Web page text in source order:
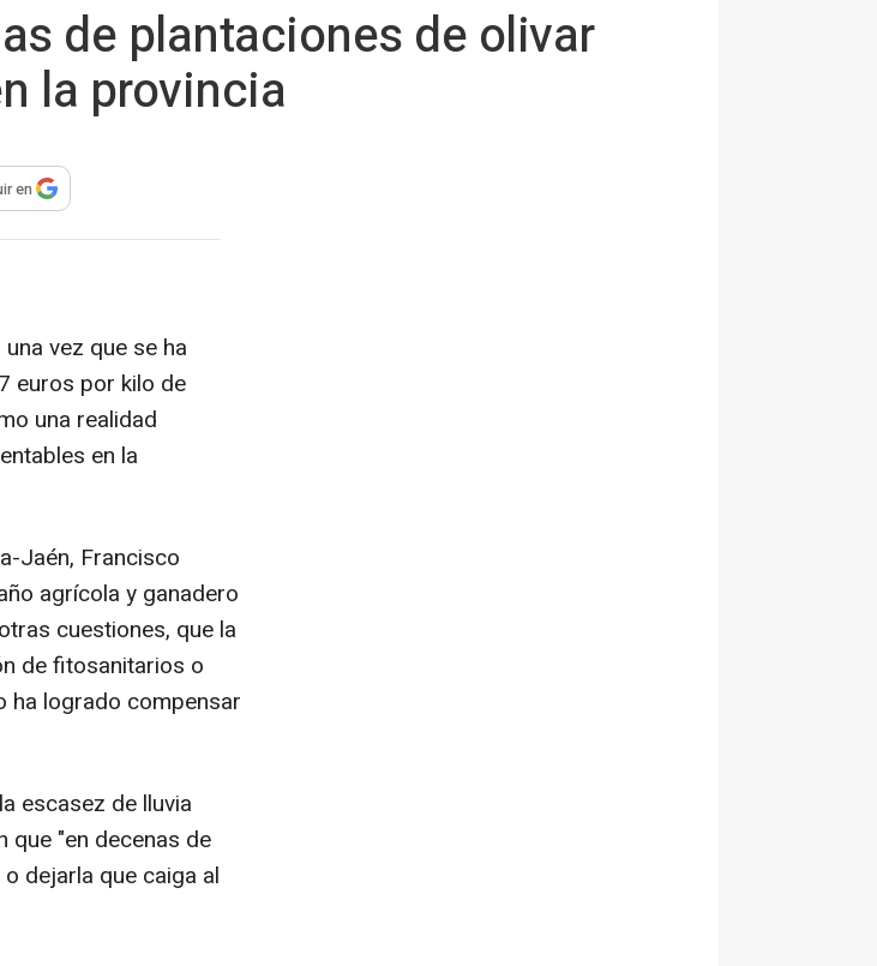
de plantaciones de olivar
la provincia
en
vez que se ha
euros por kilo de
una realidad
en la
Jaén, Francisco
agrícola y ganadero
cuestiones, que la
de fitosanitarios o
ha logrado compensar
escasez de lluvia
que "en decenas de
dejarla que caiga al